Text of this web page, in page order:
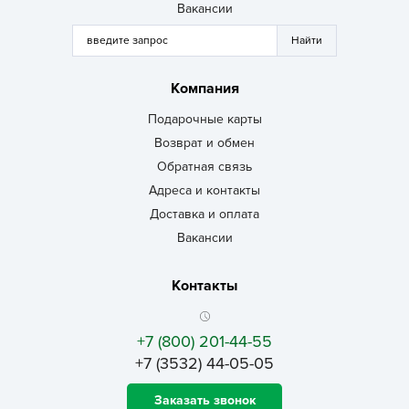
Вакансии
Компания
Подарочные карты
Возврат и обмен
Обратная связь
Адреса и контакты
Доставка и оплата
Вакансии
Контакты
+7 (800) 201-44-55
+7 (3532) 44-05-05
Заказать звонок